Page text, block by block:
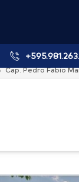
Cap. Pedro Fabio